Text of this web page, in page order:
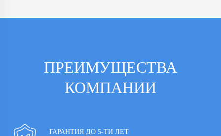
ПРЕИМУЩЕСТВА
КОМПАНИИ
ГАРАНТИЯ ДО 5-ТИ ЛЕТ